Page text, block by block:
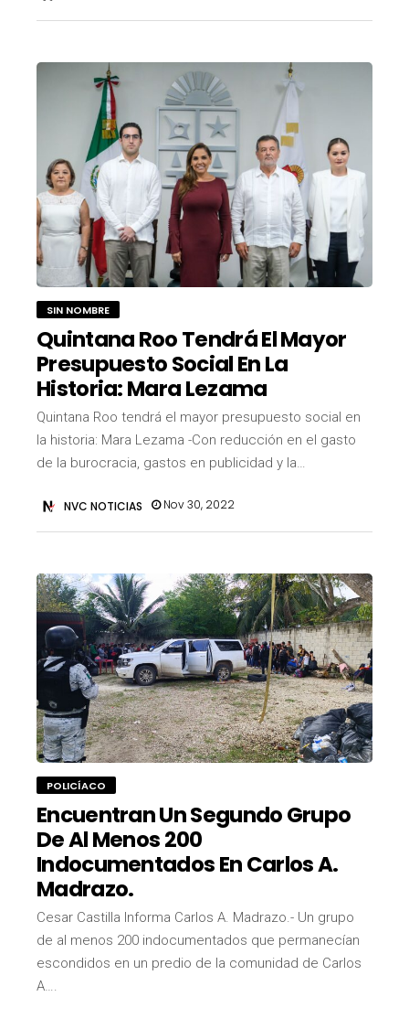
SIN NOMBRE
Quintana Roo Tendrá El Mayor
Presupuesto Social En La
Historia: Mara Lezama
Quintana Roo tendrá el mayor presupuesto social en
la historia: Mara Lezama -Con reducción en el gasto
de la burocracia, gastos en publicidad y la…
NVC NOTICIAS Nov 30, 2022
POLICÍACO
Encuentran Un Segundo Grupo
De Al Menos 200
Indocumentados En Carlos A.
Madrazo.
Cesar Castilla Informa Carlos A. Madrazo.- Un grupo
de al menos 200 indocumentados que permanecían
escondidos en un predio de la comunidad de Carlos
A….